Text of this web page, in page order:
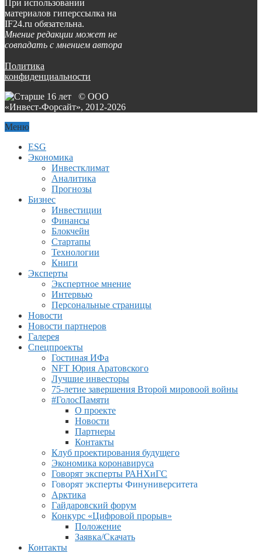
При использовании
материалов гиперссылка на
IF24.ru обязательна.
Мнение редакции может не
совпадать с мнением автора
Политика
конфиденциальности
© ООО
«Инвест-Форсайт», 2012-2026
Меню
ESG
Экономика
Инвестклимат
Аналитика
Прогнозы
Бизнес
Инвестиции
Финансы
Блокчейн
Стартапы
Технологии
Книги
Эксперты
Экспертное мнение
Интервью
Персональные страницы
Новости
Новости партнеров
Галерея
Спецпроекты
Гостиная ИФа
NFT Юрия Аратовского
Лучшие инвесторы
75-летие завершения Второй мировоой войны
#ГолосПамяти
О проекте
Новости
Партнеры
Контакты
Клуб проектирования будущего
Экономика коронавируса
Говорят эксперты РАНХиГС
Говорят эксперты Финуниверситета
Арктика
Гайдаровский форум
Конкурс «Цифровой прорыв»
Положение
Заявка/Скачать
Контакты